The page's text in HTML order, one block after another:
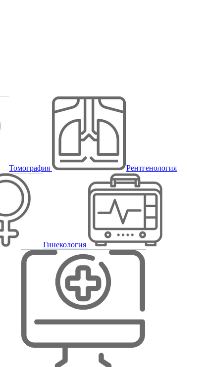
Томография Рентгенология
Гинекология